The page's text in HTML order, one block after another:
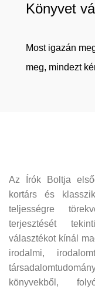
Könyvet
Most igazán
meg, mindezt
Az Írók Boltja
kortárs és
teljességre
terjesztését
választékot kínál
irodalmi,
könyvekből,